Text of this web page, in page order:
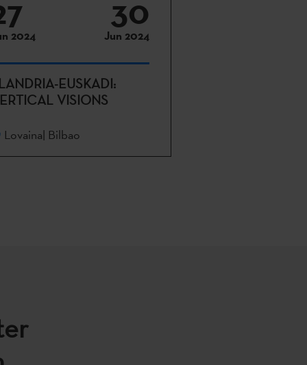
2024
30
Jun 2024
EUSKADI:
VISIONS
Lovaina| Bilbao